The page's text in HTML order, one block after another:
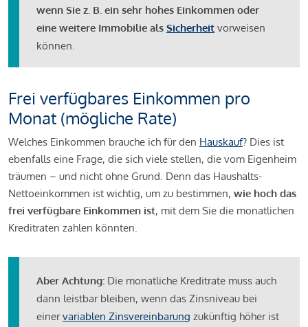
wenn Sie z. B. ein sehr hohes Einkommen oder
eine weitere Immobilie als Sicherheit vorweisen
können.
Frei verfügbares Einkommen pro
Monat (mögliche Rate)
Welches Einkommen brauche ich für den Hauskauf? Dies ist
ebenfalls eine Frage, die sich viele stellen, die vom Eigenheim
träumen – und nicht ohne Grund. Denn das Haushalts-
Nettoeinkommen ist wichtig, um zu bestimmen, wie hoch das
frei verfügbare Einkommen ist, mit dem Sie die monatlichen
Kreditraten zahlen könnten.
Aber Achtung: Die monatliche Kreditrate muss auch
dann leistbar bleiben, wenn das Zinsniveau bei
einervariablen Zinsvereinbarung zukünftig höher ist